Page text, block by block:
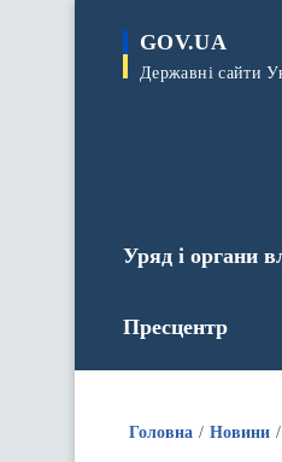
GOV.UA
Державні сайти
Уряд і органи
Пресцентр
Головна Новини